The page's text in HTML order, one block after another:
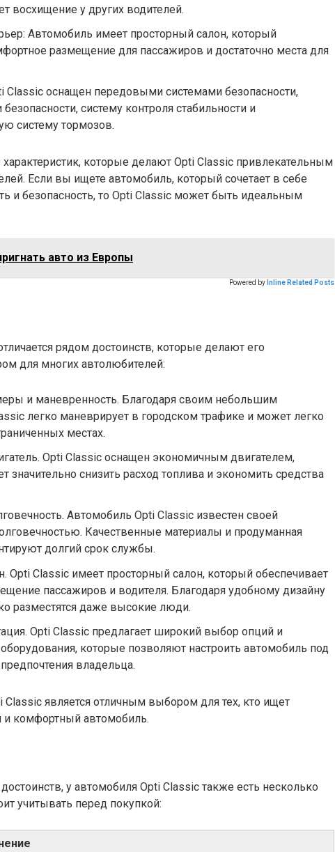
восхищение у других водителей.
Автомобиль имеет просторный салон, который
размещение для пассажиров и достаточно места для
Classic оснащен передовыми системами безопасности,
систему контроля стабильности и
систему тормозов.
которые делают Opti Classic привлекательным
Если вы ищете автомобиль, который сочетает в себе
и безопасность, то Opti Classic может быть идеальным
авто из Европы
Powered by Inline Related Posts
рядом достоинств, которые делают его
для многих автолюбителей:
и маневренность. Благодаря своим небольшим
легко маневрирует в городском трафике и может легко
местах.
Opti Classic оснащен экономичным двигателем,
значительно снизить расход топлива и экономить средства
Автомобиль Opti Classic известен своей
Качественные материалы и продуманная
долгий срок службы.
Opti Classic имеет просторный салон, который обеспечивает
пассажиров и водителя. Благодаря удобному дизайну
разместятся даже высокие люди.
Opti Classic предлагает широкий выбор опций и
которые позволяют настроить автомобиль под
владельца.
является отличным выбором для тех, кто ищет
комфортный автомобиль.
у автомобиля Opti Classic также есть несколько
учитывать перед покупкой: